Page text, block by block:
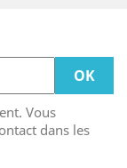
Vous
dans les